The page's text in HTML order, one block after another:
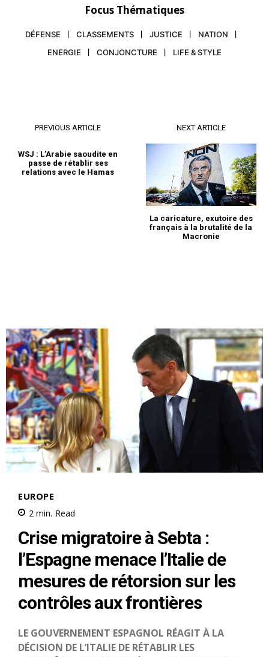
Focus Thématiques
DÉFENSE CLASSEMENTS JUSTICE
NATION
ENERGIE
CONJONCTURE LIFE & STYLE
PREVIOUS ARTICLE
WSJ : L’Arabie saoudite en
passe de rétablir ses
relations avec le Hamas
NEXT ARTICLE
La caricature, exutoire des
français à la brutalité de la
Macronie